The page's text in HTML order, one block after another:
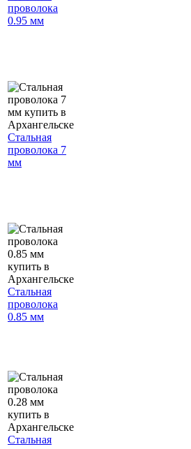
проволока
0.95 мм
Стальная
проволока 7
мм
Стальная
проволока
0.85 мм
Стальная